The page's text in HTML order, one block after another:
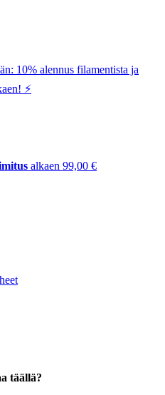
10% alennus filamentista ja
⚡️
alkaen 99,00 €
täällä?